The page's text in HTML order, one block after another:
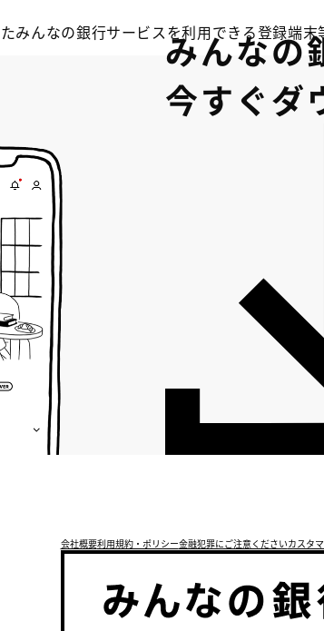
みんなの銀行サービスを利用できる登録端
みんなの
今すぐダ
会社概要利用規約・ポリシー金融犯罪にご注意くださいカスタ